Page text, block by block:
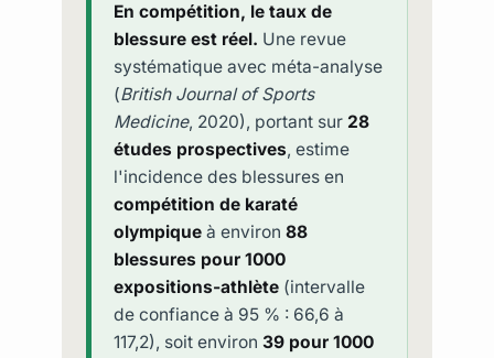
En compétition, le taux de
blessure est réel. Une revue
systématique avec méta-analyse
(British Journal of Sports
Medicine, 2020), portant sur 28
études prospectives, estime
l'incidence des blessures en
compétition de karaté
olympiqueà environ 88
blessures pour 1000
expositions-athlète(intervalle
de confiance à 95 % : 66,6 à
117,2), soit environ 39 pour 1000